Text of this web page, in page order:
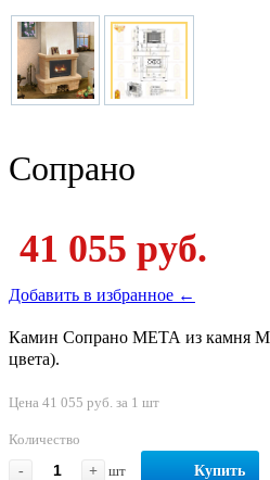
Сопрано
41 055 руб.
Добавить в избранное ←
Камин Сопрано МЕТА из камня
цвета).
Цена 41 055 руб. за 1 шт
Количество
-
+ шт Купить